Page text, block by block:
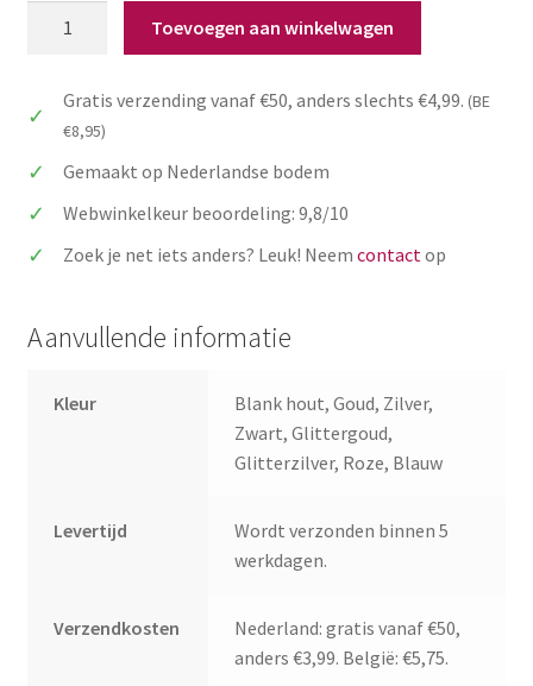
met
naam
aantal
Toevoegen aan winkelwagen
Gratis verzending vanaf €50, anders slechts €4,99. (BE
€8,95)
Gemaakt op Nederlandse bodem
Webwinkelkeur beoordeling: 9,8/10
Zoek je net iets anders? Leuk! Neem contact op
Aanvullende informatie
Kleur
Blank hout, Goud, Zilver,
Zwart, Glittergoud,
Glitterzilver, Roze, Blauw
Levertijd
Wordt verzonden binnen 5
werkdagen.
Verzendkosten
Nederland: gratis vanaf €50,
anders €3,99. België: €5,75.